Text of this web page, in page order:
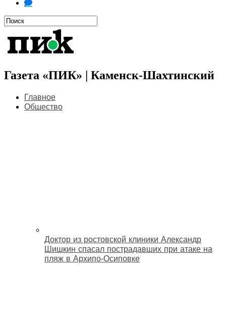
Газета «ПИК» | Каменск-Шахтинский
Главное
Общество
Доктор из ростовской клиники Александр
Шишкин спасал пострадавших при атаке на
пляж в Архипо‑Осиповке